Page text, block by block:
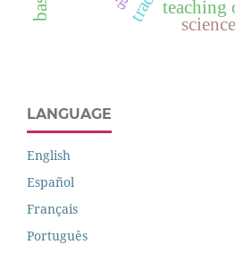
teaching
LANGUAGE
English
Español
Français
Português